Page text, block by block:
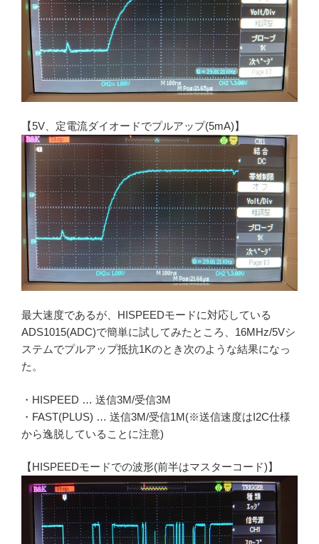
【5V、定電流ダイオードでプルアップ(5mA)】
最大速度であるが、HISPEEDモードに対応している
ADS1015(ADC)で簡単に試してみたところ、16MHz/5Vシ
ステムでプルアップ抵抗1Kのとき次のような結果になっ
た。
・HISPEED … 送信3M/受信3M
・FAST(PLUS) … 送信3M/受信1M(※送信速度はI2C仕様
から逸脱していることに注意)
【HISPEEDモードでの波形(前半はマスターコード)】